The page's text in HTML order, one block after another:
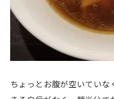
ちょっとお腹が空いてい